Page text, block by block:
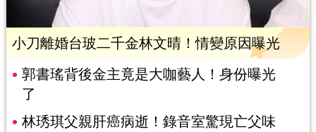
小刀離婚台玻二千金林文晴！情變原因曝光
郭書瑤背後金主竟是大咖藝人！身份曝光
了
林琇琪父親肝癌病逝！錄音室驚現亡父味